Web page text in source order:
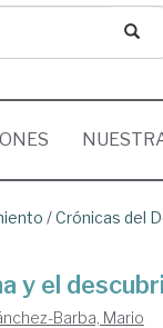
/Crónicas del
y el
Barba, Mario